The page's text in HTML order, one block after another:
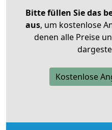
Bitte füllen Sie das
aus, um kostenlose
denen alle Preise
Kostenlose